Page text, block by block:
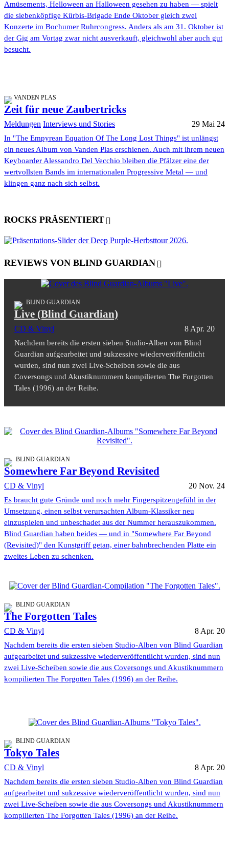
Amüsements, Helloween an Halloween gesehen zu haben — spielt
die siebenköpfige Kürbis-Brigade Ende Oktober gleich zwei
Konzerte im Bochumer Ruhrcongress. Anders als am 31. Oktober ist
der Gig am Vortag zwar nicht ausverkauft, gleichwohl aber auch gut
besucht.
VANDEN PLAS
Zeit für neue Zaubertricks
Meldungen Interviews und Stories 29 Mai 24
In "The Empyrean Equation Of The Long Lost Things" ist unlängst
ein neues Album von Vanden Plas erschienen. Auch mit ihrem neuen
Keyboarder Alessandro Del Vecchio bleiben die Pfälzer eine der
wertvollsten Bands im internationalen Progressive Metal — und
klingen ganz nach sich selbst.
ROCKS PRÄSENTIERT
REVIEWS VON BLIND GUARDIAN
BLIND GUARDIAN
Live (Blind Guardian)
CD & Vinyl 8 Apr. 20
Nachdem bereits die ersten sieben Studio-Alben von Blind
Guardian aufgearbeitet und sukzessive wiederveröffentlicht
wurden, sind nun zwei Live-Scheiben sowie die aus
Coversongs und Akustiknummern kompilierten The Forgotten
Tales (1996) an der Reihe.
BLIND GUARDIAN
Somewhere Far Beyond Revisited
CD & Vinyl 20 Nov. 24
Es braucht gute Gründe und noch mehr Fingerspitzengefühl in der
Umsetzung, einen selbst verursachten Album-Klassiker neu
einzuspielen und unbeschadet aus der Nummer herauszukommen.
Blind Guardian haben beides — und in "Somewhere Far Beyond
(Revisited)" den Kunstgriff getan, einer bahnbrechenden Platte ein
zweites Leben zu schenken.
BLIND GUARDIAN
The Forgotten Tales
CD & Vinyl 8 Apr. 20
Nachdem bereits die ersten sieben Studio-Alben von Blind Guardian
aufgearbeitet und sukzessive wiederveröffentlicht wurden, sind nun
zwei Live-Scheiben sowie die aus Coversongs und Akustiknummern
kompilierten The Forgotten Tales (1996) an der Reihe.
BLIND GUARDIAN
Tokyo Tales
CD & Vinyl 8 Apr. 20
Nachdem bereits die ersten sieben Studio-Alben von Blind Guardian
aufgearbeitet und sukzessive wiederveröffentlicht wurden, sind nun
zwei Live-Scheiben sowie die aus Coversongs und Akustiknummern
kompilierten The Forgotten Tales (1996) an der Reihe.